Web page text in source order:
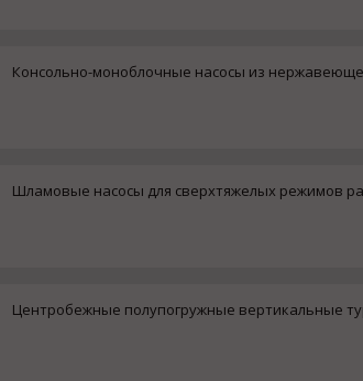
Консольно-моноблочные насосы из нержавеющей
Шламовые насосы для сверхтяжелых режимов
Центробежные полупогружные вертикальные